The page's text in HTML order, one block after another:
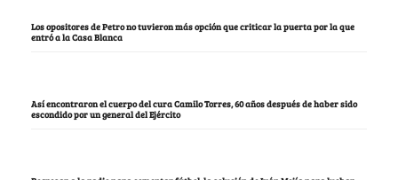
Los opositores de Petro no tuvieron más opción que criticar la puerta por la que
entró a la Casa Blanca
Así encontraron el cuerpo del cura Camilo Torres, 60 años después de haber sido
escondido por un general del Ejército